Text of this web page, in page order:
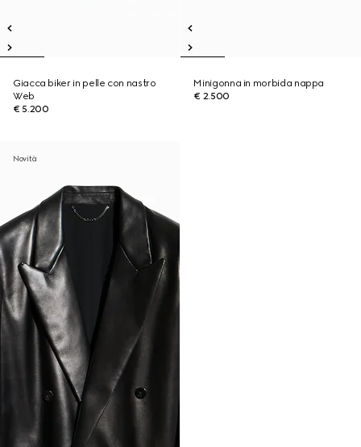
Giacca biker in pelle con nastro
Web
€ 5.200
Minigonna in morbida nappa
€ 2.500
Novità